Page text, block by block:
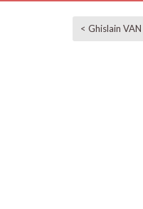
< Ghislain